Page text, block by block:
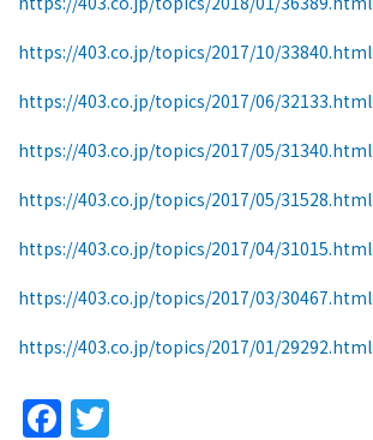
https://403.co.jp/topics/2017/10/33840.html
https://403.co.jp/topics/2017/06/32133.html
https://403.co.jp/topics/2017/05/31340.html
https://403.co.jp/topics/2017/05/31528.html
https://403.co.jp/topics/2017/04/31015.html
https://403.co.jp/topics/2017/03/30467.html
https://403.co.jp/topics/2017/01/29292.html
Facebook